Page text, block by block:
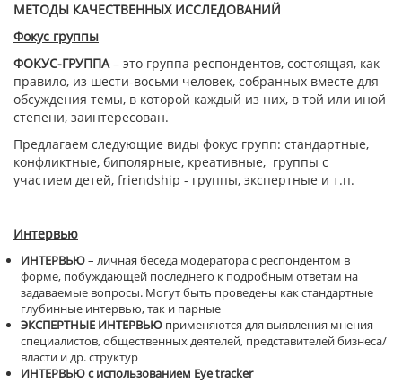
МЕТОДЫ КАЧЕСТВЕННЫХ ИССЛЕДОВАНИЙ
Фокус группы
ФОКУС-ГРУППА– это группа респондентов, состоящая, как
правило, из шести-восьми человек, собранных вместе для
обсуждения темы, в которой каждый из них, в той или иной
степени, заинтересован.
Предлагаем следующие виды фокус групп: стандартные,
конфликтные, биполярные, креативные, группы с
участием детей, friendship - группы, экспертные и т.п.
Интервью
ИНТЕРВЬЮ– личная беседа модератора с респондентом в
форме, побуждающей последнего к подробным ответам на
задаваемые вопросы. Могут быть проведены как стандартные
глубинные интервью, так и парные
ЭКСПЕРТНЫЕ ИНТЕРВЬЮ применяются для выявления мнения
специалистов, общественных деятелей, представителей бизнеса/
власти и др. структур
ИНТЕРВЬЮ с использованием Eyetracker